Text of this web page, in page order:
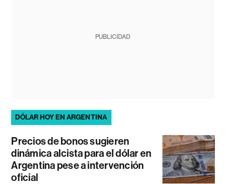
PUBLICIDAD
DÓLAR HOY EN ARGENTINA
Precios de bonos sugieren
dinámica alcista para el dólar en
Argentina pese a intervención
oficial